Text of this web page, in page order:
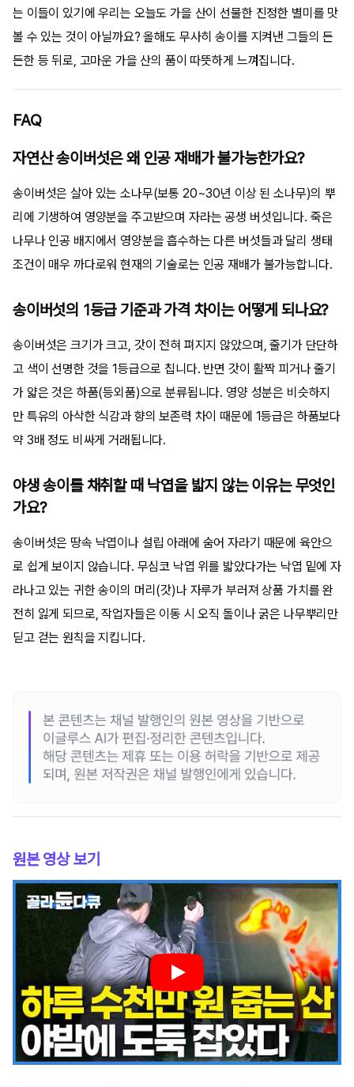
는 이들이 있기에 우리는 오늘도 가을 산이 선물한 진정한 별미를 맛
볼 수 있는 것이 아닐까요? 올해도 무사히 송이를 지켜낸 그들의 든
든한 등 뒤로, 고마운 가을 산의 품이 따뜻하게 느껴집니다.
FAQ
자연산 송이버섯은 왜 인공 재배가 불가능한가요?
송이버섯은 살아 있는 소나무(보통 20~30년 이상 된 소나무)의 뿌
리에 기생하여 영양분을 주고받으며 자라는 공생 버섯입니다. 죽은
나무나 인공 배지에서 영양분을 흡수하는 다른 버섯들과 달리 생태
조건이 매우 까다로워 현재의 기술로는 인공 재배가 불가능합니다.
송이버섯의 1등급 기준과 가격 차이는 어떻게 되나요?
송이버섯은 크기가 크고, 갓이 전혀 펴지지 않았으며, 줄기가 단단하
고 색이 선명한 것을 1등급으로 칩니다. 반면 갓이 활짝 피거나 줄기
가 얇은 것은 하품(등외품)으로 분류됩니다. 영양 성분은 비슷하지
만 특유의 아삭한 식감과 향의 보존력 차이 때문에 1등급은 하품보다
약 3배 정도 비싸게 거래됩니다.
야생 송이를 채취할 때 낙엽을 밟지 않는 이유는 무엇인
가요?
송이버섯은 땅속 낙엽이나 설립 아래에 숨어 자라기 때문에 육안으
로 쉽게 보이지 않습니다. 무심코 낙엽 위를 밟았다가는 낙엽 밑에 자
라나고 있는 귀한 송이의 머리(갓)나 자루가 부러져 상품 가치를 완
전히 잃게 되므로, 작업자들은 이동 시 오직 돌이나 굵은 나무뿌리만
딛고 걷는 원칙을 지킵니다.
원본 영상 보기